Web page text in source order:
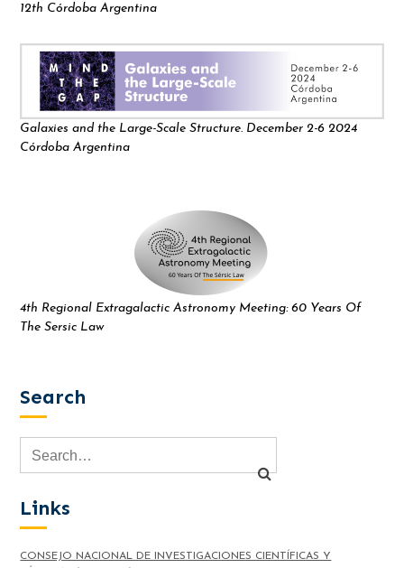
12th Córdoba Argentina
Galaxies and the Large-Scale Structure. December 2-6 2024
Córdoba Argentina
4th Regional Extragalactic Astronomy Meeting: 60 Years Of
The Sersic Law
Search
Links
CONSEJO NACIONAL DE INVESTIGACIONES CIENTÍFICAS Y